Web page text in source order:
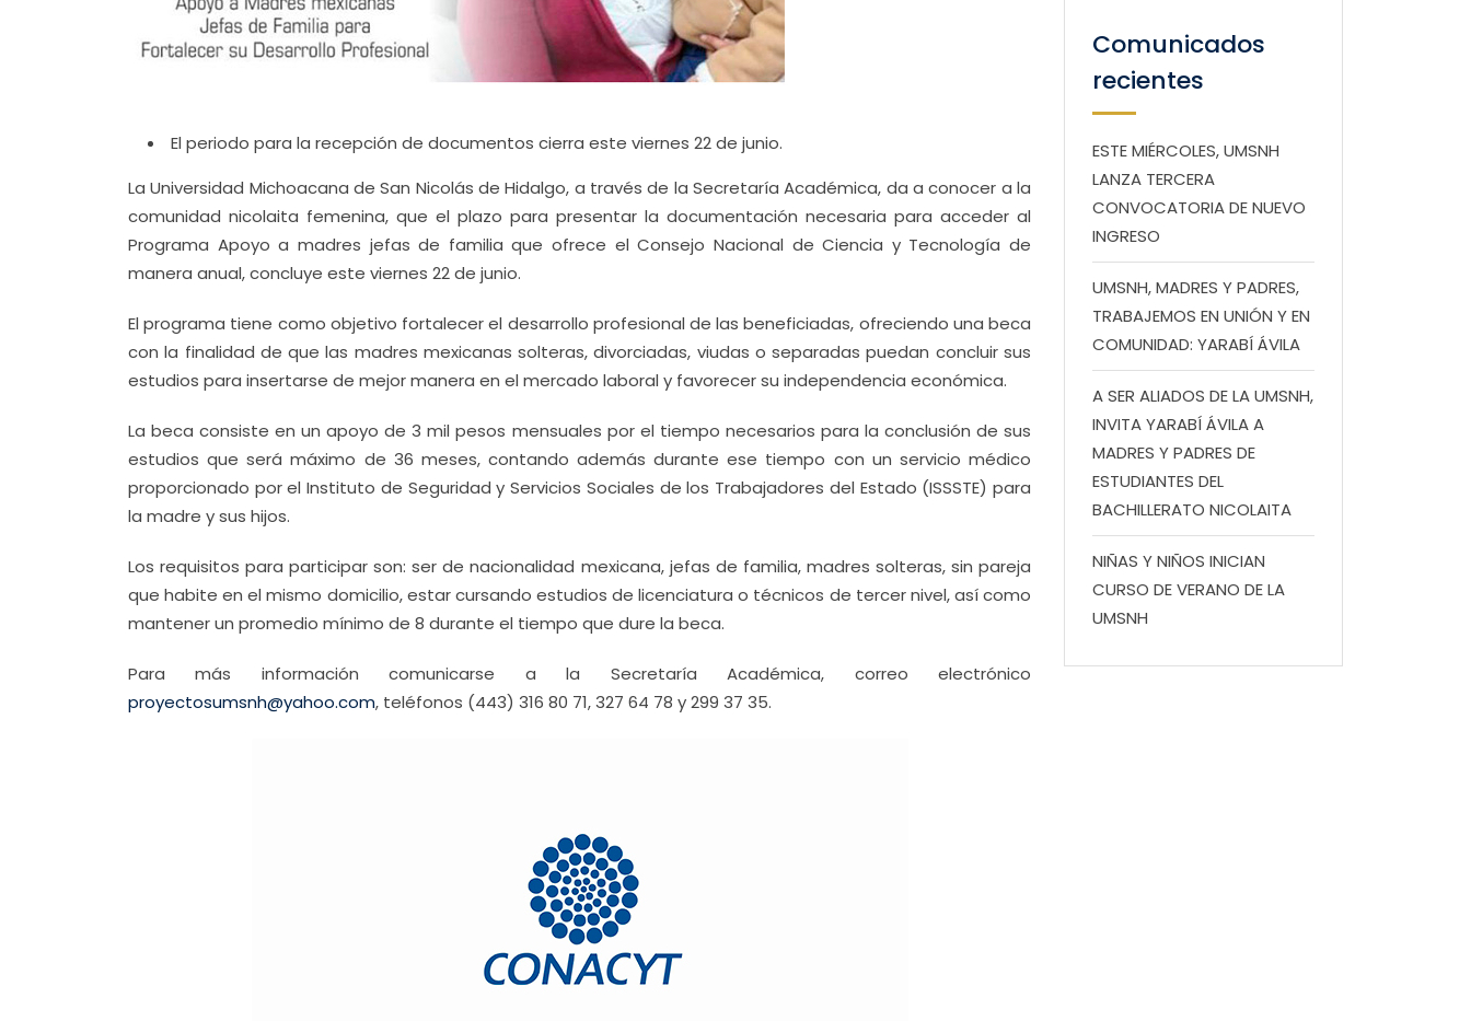
El periodo para la recepción de documentos cierra este viernes 22 de junio.
La Universidad Michoacana de San Nicolás de Hidalgo, a través de la Secretaría Académica, da a conocer a la
comunidad nicolaita femenina, que el plazo para presentar la documentación necesaria para acceder al
Programa Apoyo a madres jefas de familia que ofrece el Consejo Nacional de Ciencia y Tecnología de
manera anual, concluye este viernes 22 de junio.
El programa tiene como objetivo fortalecer el desarrollo profesional de las beneficiadas, ofreciendo una beca
con la finalidad de que las madres mexicanas solteras, divorciadas, viudas o separadas puedan concluir sus
estudios para insertarse de mejor manera en el mercado laboral y favorecer su independencia económica.
La beca consiste en un apoyo de 3 mil pesos mensuales por el tiempo necesarios para la conclusión de sus
estudios que será máximo de 36 meses, contando además durante ese tiempo con un servicio médico
proporcionado por el Instituto de Seguridad y Servicios Sociales de los Trabajadores del Estado (ISSSTE) para
la madre y sus hijos.
Los requisitos para participar son: ser de nacionalidad mexicana, jefas de familia, madres solteras, sin pareja
que habite en el mismo domicilio, estar cursando estudios de licenciatura o técnicos de tercer nivel, así como
mantener un promedio mínimo de 8 durante el tiempo que dure la beca.
Para más información comunicarse a la Secretaría Académica, correo electrónico
proyectosumsnh@yahoo.com, teléfonos (443) 316 80 71, 327 64 78 y 299 37 35.
Comunicados
recientes
ESTE MIÉRCOLES, UMSNH
LANZA TERCERA
CONVOCATORIA DE NUEVO
INGRESO
UMSNH, MADRES Y PADRES,
TRABAJEMOS EN UNIÓN Y EN
COMUNIDAD: YARABÍ ÁVILA
A SER ALIADOS DE LA UMSNH,
INVITA YARABÍ ÁVILA A
MADRES Y PADRES DE
ESTUDIANTES DEL
BACHILLERATO NICOLAITA
NIÑAS Y NIÑOS INICIAN
CURSO DE VERANO DE LA
UMSNH